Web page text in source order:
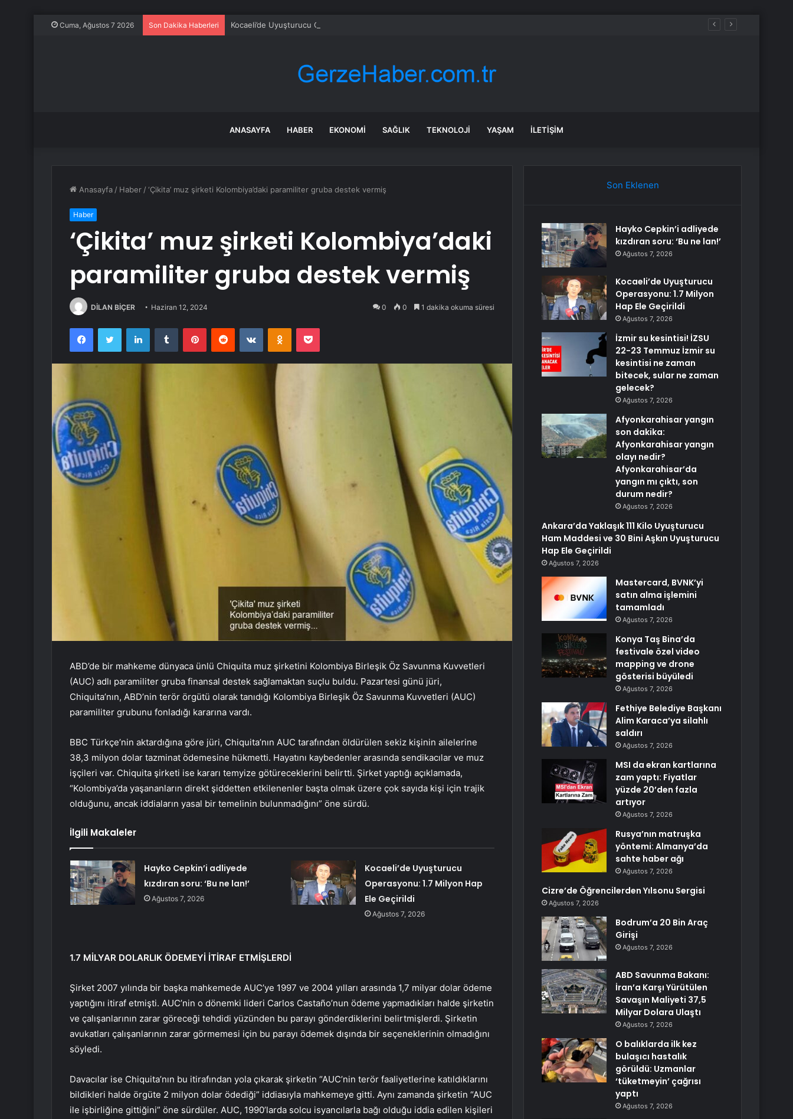
Cuma, Ağustos 7 2026 Son Dakika Haberleri Kocaeli’de Uyuşturucu Operasyonu: 1.7 Milyon Hap Ele Geçirildi
ANASAYFA HABER EKONOMI SAĞLIK TEKNOLOJI YAŞAM İLETIŞIM
Anasayfa / Haber /‘Çikita’ muz şirketi Kolombiya’daki paramiliter gruba destek vermiş
Haber
‘Çikita’ muz şirketi Kolombiya’daki
paramiliter gruba destek vermiş
DİLAN BİÇER Haziran 12, 2024 0 0 1 dakika okuma süresi
FacebookTwitter LinkedInTumblr PinterestReddit VKontakteOdnoklassniki
Pocket
ABD’de bir mahkeme dünyaca ünlü Chiquita muz şirketini Kolombiya Birleşik Öz Savunma Kuvvetleri
(AUC) adlı paramiliter gruba finansal destek sağlamaktan suçlu buldu. Pazartesi günü jüri,
Chiquita’nın, ABD’nin terör örgütü olarak tanıdığı Kolombiya Birleşik Öz Savunma Kuvvetleri (AUC)
paramiliter grubunu fonladığı kararına vardı.
BBC Türkçe’nin aktardığına göre jüri, Chiquita’nın AUC tarafından öldürülen sekiz kişinin ailelerine
38,3 milyon dolar tazminat ödemesine hükmetti. Hayatını kaybedenler arasında sendikacılar ve muz
işçileri var. Chiquita şirketi ise kararı temyize götüreceklerini belirtti. Şirket yaptığı açıklamada,
“Kolombiya’da yaşananların direkt şiddetten etkilenenler başta olmak üzere çok sayıda kişi için trajik
olduğunu, ancak iddiaların yasal bir temelinin bulunmadığını” öne sürdü.
İlgili Makaleler
Hayko Cepkin’i adliyede
kızdıran soru: ‘Bu ne lan!’
Ağustos 7, 2026
Kocaeli’de Uyuşturucu
Operasyonu: 1.7 Milyon Hap
Ele Geçirildi
Ağustos 7, 2026
1.7 MİLYAR DOLARLIK ÖDEMEYİ İTİRAF ETMİŞLERDİ
Şirket 2007 yılında bir başka mahkemede AUC’ye 1997 ve 2004 yılları arasında 1,7 milyar dolar ödeme
yaptığını itiraf etmişti. AUC’nin o dönemki lideri Carlos Castaño’nun ödeme yapmadıkları halde şirketin
ve çalışanlarının zarar göreceği tehdidi yüzünden bu parayı gönderdiklerini belirtmişlerdi. Şirketin
avukatları çalışanlarının zarar görmemesi için bu parayı ödemek dışında bir seçeneklerinin olmadığını
söyledi.
Davacılar ise Chiquita’nın bu itirafından yola çıkarak şirketin “AUC’nin terör faaliyetlerine katıldıklarını
bildikleri halde örgüte 2 milyon dolar ödediği” iddiasıyla mahkemeye gitti. Aynı zamanda şirketin “AUC
ile işbirliğine gittiğini” öne sürdüler. AUC, 1990’larda solcu isyancılarla bağı olduğu iddia edilen kişileri
Son Eklenen
Hayko Cepkin’i adliyede
kızdıran soru: ‘Bu ne lan!’
Ağustos 7, 2026
Kocaeli’de Uyuşturucu
Operasyonu: 1.7 Milyon
Hap Ele Geçirildi
Ağustos 7, 2026
İzmir su kesintisi! İZSU
22-23 Temmuz İzmir su
kesintisi ne zaman
bitecek, sular ne zaman
gelecek?
Ağustos 7, 2026
Afyonkarahisar yangın
son dakika:
Afyonkarahisar yangın
olayı nedir?
Afyonkarahisar’da
yangın mı çıktı, son
durum nedir?
Ağustos 7, 2026
Ankara’da Yaklaşık 111 Kilo Uyuşturucu
Ham Maddesi ve 30 Bini Aşkın Uyuşturucu
Hap Ele Geçirildi
Ağustos 7, 2026
Mastercard, BVNK’yi
satın alma işlemini
tamamladı
Ağustos 7, 2026
Konya Taş Bina’da
festivale özel video
mapping ve drone
gösterisi büyüledi
Ağustos 7, 2026
Fethiye Belediye Başkanı
Alim Karaca’ya silahlı
saldırı
Ağustos 7, 2026
MSI da ekran kartlarına
zam yaptı: Fiyatlar
yüzde 20’den fazla
artıyor
Ağustos 7, 2026
Rusya’nın matruşka
yöntemi: Almanya’da
sahte haber ağı
Ağustos 7, 2026
Cizre’de Öğrencilerden Yılsonu Sergisi
Ağustos 7, 2026
Bodrum’a 20 Bin Araç
Girişi
Ağustos 7, 2026
ABD Savunma Bakanı:
İran’a Karşı Yürütülen
Savaşın Maliyeti 37,5
Milyar Dolara Ulaştı
Ağustos 7, 2026
O balıklarda ilk kez
bulaşıcı hastalık
görüldü: Uzmanlar
‘tüketmeyin’ çağrısı
yaptı
Ağustos 7, 2026